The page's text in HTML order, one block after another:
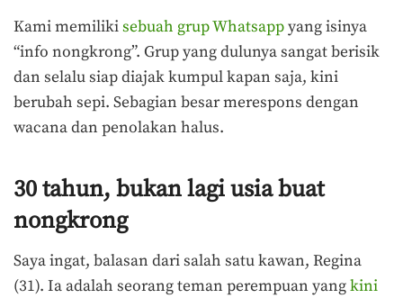
Kami memilikisebuah grup Whatsappyang isinya
“info nongkrong”. Grup yang dulunya sangat berisik
dan selalu siap diajak kumpul kapan saja, kini
berubah sepi. Sebagian besar merespons dengan
wacana dan penolakan halus.
30 tahun, bukan lagi usia buat
nongkrong
Saya ingat, balasan dari salah satu kawan, Regina
(31). Ia adalah seorang teman perempuan yangkini